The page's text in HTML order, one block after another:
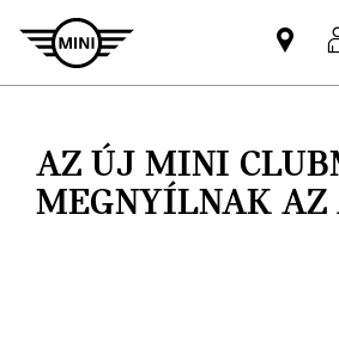
AZ ÚJ MINI
MEGNYÍLNAK AZ